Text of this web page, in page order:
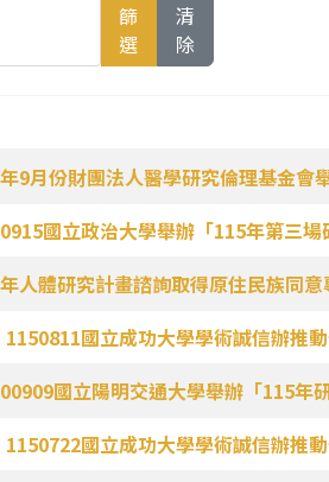
篩
選
清
除
年9月份財團法人醫學研究倫理基金
國立政治大學舉辦「115年第三場
年人體研究計畫諮詢取得原住民族同
1150811國立成功大學學術誠信辦推
國立陽明交通大學舉辦「115年
1150722國立成功大學學術誠信辦推